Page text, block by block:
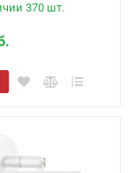
370 шт.